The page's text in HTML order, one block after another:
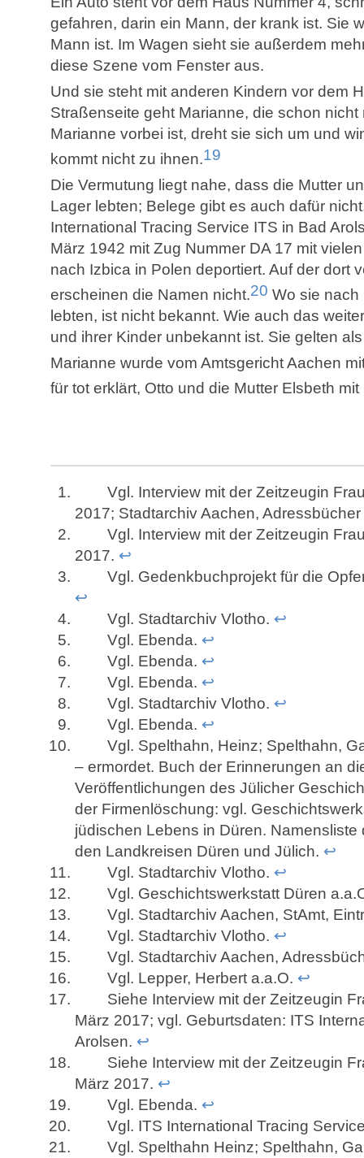
gefahren, darin ein Mann, der krank ist. Sie
Mann ist. Im Wagen sieht sie außerdem
diese Szene vom Fenster aus.
Und sie steht mit anderen Kindern vor dem
Straßenseite geht Marianne, die schon
Marianne vorbei ist, dreht sie sich um und
kommt nicht zu ihnen.19
Die Vermutung liegt nahe, dass die Mutter
Lager lebten; Belege gibt es auch dafür
International Tracing Service ITS in Bad
März 1942 mit Zug Nummer DA 17 mit
nach Izbica in Polen deportiert. Auf der dort
erscheinen die Namen nicht.20 Wo sie nach
lebten, ist nicht bekannt. Wie auch das
und ihrer Kinder unbekannt ist. Sie gelten
Marianne wurde vom Amtsgericht Aachen
für tot erklärt, Otto und die Mutter Elsbeth
Vgl. Interview mit der Zeitzeugin Frau
2017; Stadtarchiv Aachen,
Vgl. Interview mit der Zeitzeugin Frau
2017. ↩
Vgl. Gedenkbuchprojekt für die Opfer
↩
Vgl. Stadtarchiv Vlotho. ↩
Vgl. Ebenda. ↩
Vgl. Ebenda. ↩
Vgl. Ebenda. ↩
Vgl. Stadtarchiv Vlotho. ↩
Vgl. Ebenda. ↩
Vgl. Spelthahn, Heinz; Spelthahn,
– ermordet. Buch der Erinnerungen an
Veröffentlichungen des Jülicher
der Firmenlöschung: vgl.
jüdischen Lebens in Düren.
den Landkreisen Düren und Jülich. ↩
Vgl. Stadtarchiv Vlotho. ↩
Vgl. Geschichtswerkstatt Düren
Vgl. Stadtarchiv Aachen, StAmt,
Vgl. Stadtarchiv Vlotho. ↩
Vgl. Stadtarchiv Aachen,
Vgl. Lepper, Herbert a.a.O. ↩
Siehe Interview mit der Zeitzeugin
März 2017; vgl. Geburtsdaten: ITS
Arolsen. ↩
Siehe Interview mit der Zeitzeugin
März 2017. ↩
Vgl. Ebenda. ↩
Vgl. ITS International Tracing
Vgl. Spelthahn Heinz; Spelthahn,